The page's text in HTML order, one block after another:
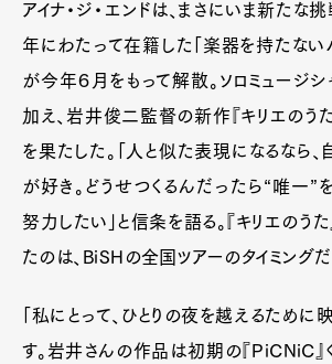
アイナ・ジ・エンドは、まさにいま新たな
年にわたって在籍した「楽器を持たない
が今年６月をもって解散。ソロミュージ
加え、岩井俊二監督の新作『キリエのう
を果たした。「人と似た表現になるなら
が好き。どうせつくるんだったら“唯一”
努力したい」と信条を語る。『キリエのう
たのは、BiSHの全国ツアーのタイミングだ
「私にとって、ひとりの夜を越えるため
す。岩井さんの作品は初期の『PiCNiC』